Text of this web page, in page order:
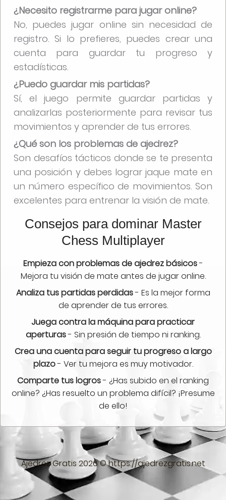
¿Necesito registrarme para jugar online?
No, puedes jugar online sin necesidad de
registro. Si lo prefieres, puedes crear una
cuenta para guardar tu progreso y
estadísticas.
¿Puedo guardar mis partidas?
Sí, el juego permite guardar partidas y
analizarlas posteriormente para revisar tus
movimientos y aprender de tus errores.
¿Qué son los problemas de ajedrez?
Son desafíos tácticos donde se te presenta
una posición y debes lograr jaque mate en
un número específico de movimientos. Son
excelentes para entrenar la visión de mate.
Consejos para dominar Master
Chess Multiplayer
Empieza con problemas de ajedrez básicos-
Mejora tu visión de mate antes de jugar online.
Analiza tus partidas perdidas- Es la mejor forma
de aprender de tus errores.
Juega contra la máquina para practicar
aperturas- Sin presión de tiempo ni ranking.
Crea una cuenta para seguir tu progreso a largo
plazo- Ver tu mejora es muy motivador.
Comparte tus logros- ¿Has subido en el ranking
online? ¿Has resuelto un problema difícil? ¡Presume
de ello!
Ajedrez Gratis 2026 © https://ajedrezgratis.net